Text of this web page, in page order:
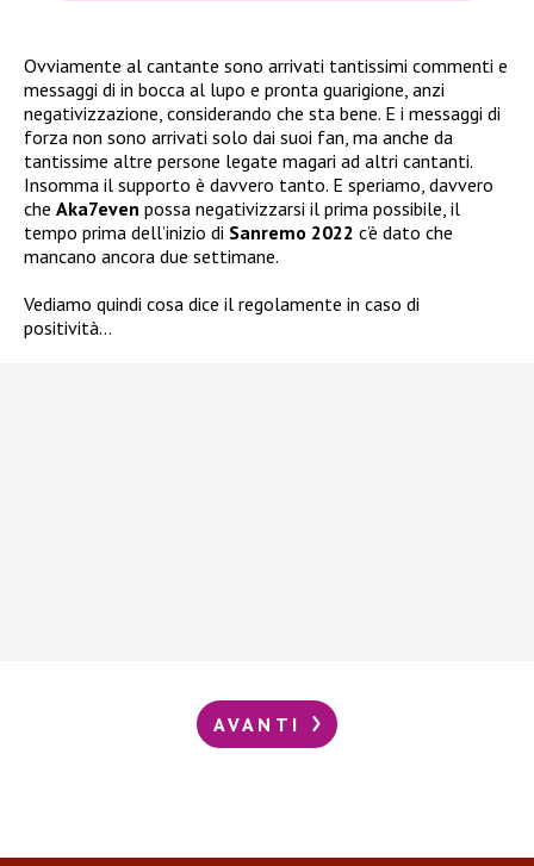
Ovviamente al cantante sono arrivati tantissimi commenti e
messaggi di in bocca al lupo e pronta guarigione, anzi
negativizzazione, considerando che sta bene. E i messaggi di
forza non sono arrivati solo dai suoi fan, ma anche da
tantissime altre persone legate magari ad altri cantanti.
Insomma il supporto è davvero tanto. E speriamo, davvero
che Aka7even possa negativizzarsi il prima possibile, il
tempo prima dell’inizio di Sanremo 2022 c’è dato che
mancano ancora due settimane.
Vediamo quindi cosa dice il regolamente in caso di
positività…
AVANTI